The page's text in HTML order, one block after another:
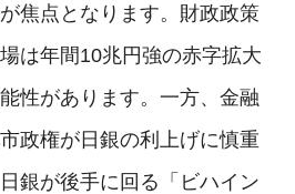
焦点となります。財政政策
は年間10兆円強の赤字拡大
性があります。一方、金融
政権が日銀の利上げに慎重
銀が後手に回る「ビハイン